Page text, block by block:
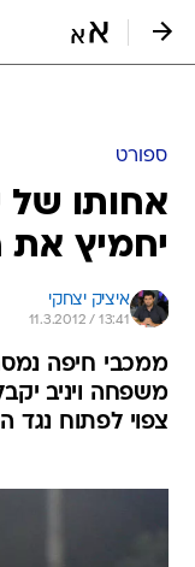
ספורט
אחותו של
יחמיץ את
איציק יצחקי
11.3.2012 / 13:41
ממכבי חיפה
משפחה ויניב
צפוי לפתוח נגד